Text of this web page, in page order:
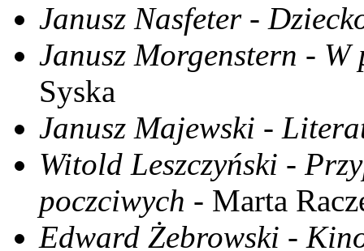
Janusz Nasfeter -
Janusz Morgenstern - W
Syska
Janusz Majewski -
Witold Leszczyński -
poczciwych - Marta
Edward Żebrowski -